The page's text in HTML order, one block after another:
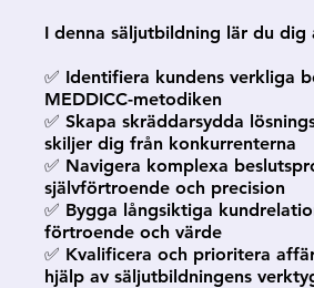
I denna säljutbildning lär du dig
✅ Identifiera kundens verkliga
MEDDICC-metodiken
✅ Skapa skräddarsydda
skiljer dig från konkurrenterna
✅ Navigera komplexa
självförtroende och precision
✅ Bygga långsiktiga
förtroende och värde
✅ Kvalificera och prioritera
hjälp av säljutbildningens